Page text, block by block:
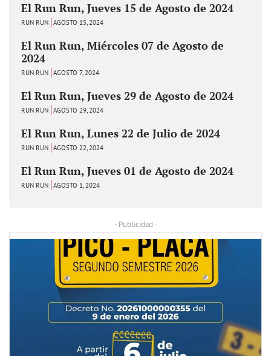
El Run Run, Jueves 15 de Agosto de 2024
RUN RUN AGOSTO 15, 2024
El Run Run, Miércoles 07 de Agosto de
2024
RUN RUN AGOSTO 7, 2024
El Run Run, Jueves 29 de Agosto de 2024
RUN RUN AGOSTO 29, 2024
El Run Run, Lunes 22 de Julio de 2024
RUN RUN AGOSTO 22, 2024
El Run Run, Jueves 01 de Agosto de 2024
RUN RUN AGOSTO 1, 2024
- Publicidad -